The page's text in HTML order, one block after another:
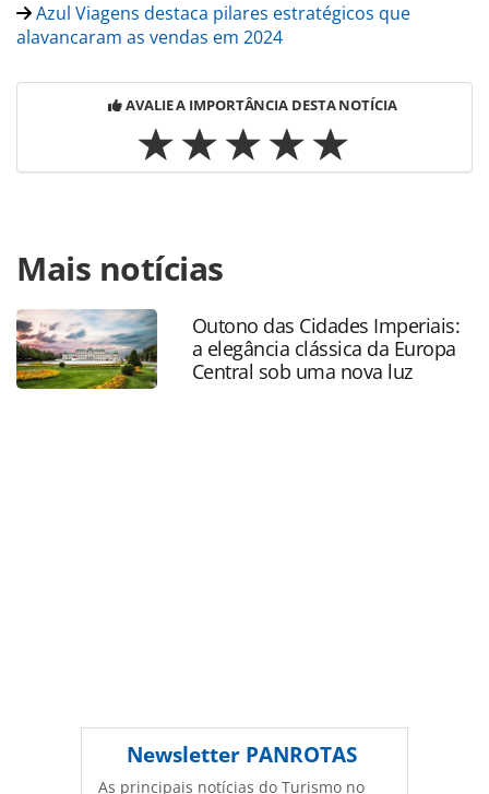
Azul Viagens destaca pilares estratégicos que
alavancaram as vendas em 2024
AVALIE A IMPORTÂNCIA DESTA NOTÍCIA
https://www.panrotas.com.br/destinos/alternativo/2024/
luz-em-gramado-com-a-azul-viagens-magia-e-encanto-
para-seus-clientes_211808.html ou as ferramentas
oferecidas na página. Todo o conteúdo produzido pela
PANROTAS Editora é protegido pela legislação brasileira
sobre direito autoral. Não reproduza o conteúdo sem
Mais notícias
Outono das Cidades Imperiais:
a elegância clássica da Europa
Central sob uma nova luz
Newsletter PANROTAS
As principais notícias do Turismo no